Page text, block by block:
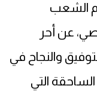
الشعب
عن أحر
والنجاح في
التي